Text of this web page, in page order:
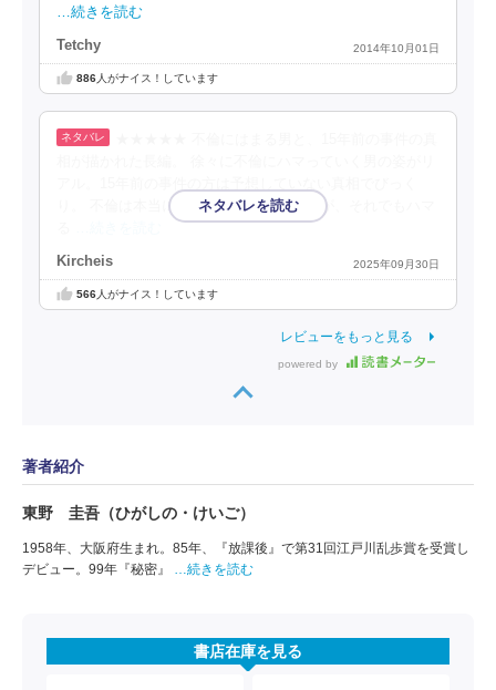
…続きを読む
Tetchy 2014年10月01日
886人がナイス！しています
り。 不倫は本当に百害あって一利なしだが、それでもハマ
Kircheis 2025年09月30日
566人がナイス！しています
レビューをもっと見る
powered by
著者紹介
東野 圭吾（ひがしの・けいご）
1958年、大阪府生まれ。85年、『放課後』で第31回江戸川乱歩賞を受賞し
デビュー。99年『秘密』
…続きを読む
書店在庫を見る